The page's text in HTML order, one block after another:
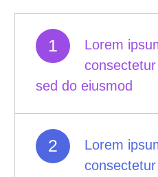
1
Lorem
sed do eiusmod
2
Lorem